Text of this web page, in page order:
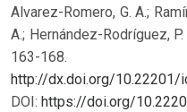
Alvarez-Romero, G. A.;
A.; Hernández-Rodríguez,
163-
http://dx.doi.org/10.22201/
DOI: https://doi.org/